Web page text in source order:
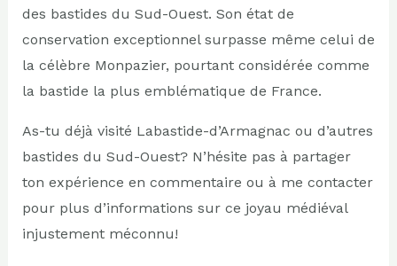
des bastides du Sud-Ouest. Son état de
conservation exceptionnel surpasse même celui de
la célèbre Monpazier, pourtant considérée comme
la bastide la plus emblématique de France.
As-tu déjà visité Labastide-d’Armagnac ou d’autres
bastides du Sud-Ouest? N’hésite pas à partager
ton expérience en commentaire ou à me contacter
pour plus d’informations sur ce joyau médiéval
injustement méconnu!